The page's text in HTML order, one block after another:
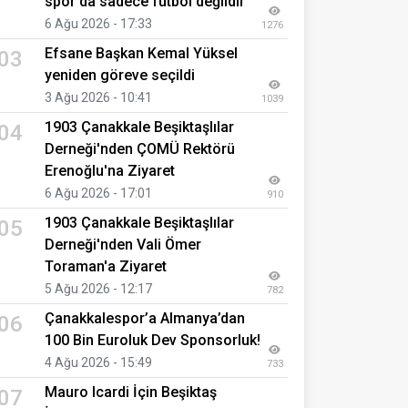
6 Ağu 2026 - 17:33 1276
Efsane Başkan Kemal Yüksel
yeniden göreve seçildi
3 Ağu 2026 - 10:41 1039
1903 Çanakkale Beşiktaşlılar
Derneği'nden ÇOMÜ Rektörü
Erenoğlu'na Ziyaret
6 Ağu 2026 - 17:01 910
1903 Çanakkale Beşiktaşlılar
Derneği'nden Vali Ömer
Toraman'a Ziyaret
5 Ağu 2026 - 12:17 782
Çanakkalespor’a Almanya’dan
100 Bin Euroluk Dev Sponsorluk!
4 Ağu 2026 - 15:49 733
Mauro Icardi İçin Beşiktaş